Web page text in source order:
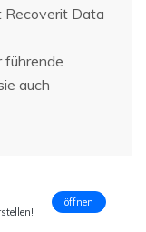
Recoverit Data
führende
auch
öffnen